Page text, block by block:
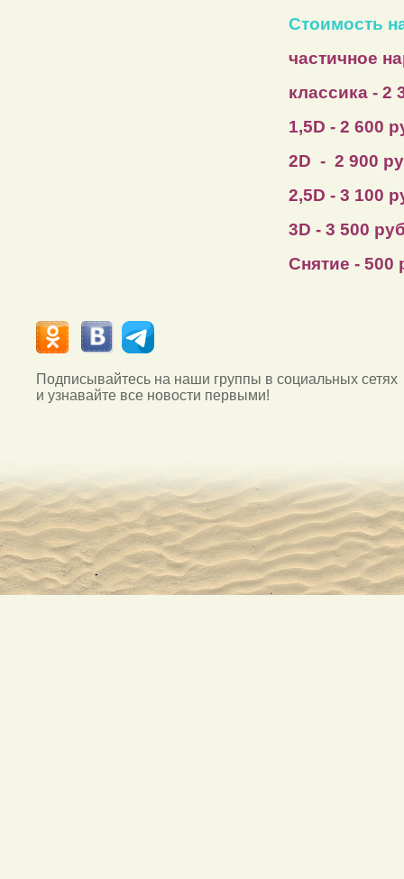
Стоимость
частичное
классика - 2
1,5D - 2 600
2D - 2 900
2,5D - 3 100
3D - 3 500
Снятие - 500
Подписывайтесь на наши группы в социальных сетях
и узнавайте все новости первыми!